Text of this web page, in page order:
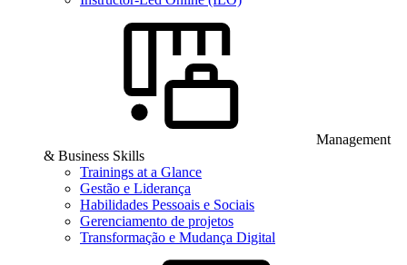
Management
& Business Skills
Trainings at a Glance
Gestão e Liderança
Habilidades Pessoais e Sociais
Gerenciamento de projetos
Transformação e Mudança Digital